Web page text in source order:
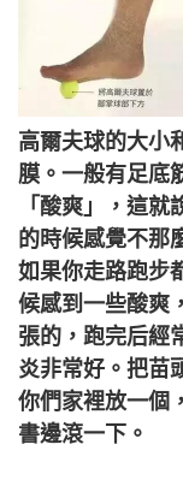
高爾夫球的大小
膜。一般有足底
「酸爽」，這
的時候感覺不那
如果你走路跑步
候感到一些酸爽
張的，跑完后經
炎非常好。把苗
你們家裡放一個
書邊滾一下。